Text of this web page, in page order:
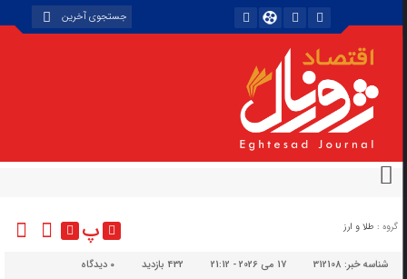
گروه : طلا و ارز پ
شناسه خبر:312108 17 می 2026 - 21:12 432 بازدید دیدگاه